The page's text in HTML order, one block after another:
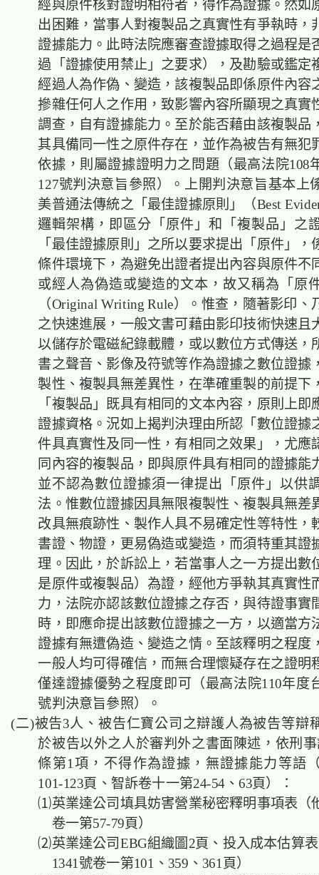
經與原件核對證明相符者，得作為證據。然如
出困難，當事人對複製品之真實性有爭執時，
證據能力。此時法院應審查證據取得之過程是
過「證據使用禁止」之要求），及勘驗或鑑定
經過人為作偽、變造，該複製品即係原件內容
摻雜任何人之作用，致影響內容所顯現之真實
調查，自有證據能力。至於能否藉由該複製品
其具備同一性之原件存在，並作為被告有無犯
依據，則屬證據證明力之問題（最高法院108
127號判決意旨參照）。上開判決意旨基本上
美普通法傳統之「最佳證據原則」（Best
邏輯架構，即區分「原件」和「複製品」之
「最佳證據原則」之所以要求提出「原件」，
條件環境下，為避免出證者提出內容與原件不
或經人為偽造或變造的文本，故又稱為「原
（Original Writing Rule）。惟查，隨著影印、
之快速進展，一般文書可藉由影印技術快速且
以儲存於電磁紀錄載體，或以數位方式傳送，
書之聲音、影像及符號等作為證據之數位證據
製性、複製具無差異性，在準確重製的前提下
「複製品」既具有相同的文本內容，原則上即
證據資格。況如上揭判決理由所認「數位證據
件具真實性及同一性，有相同之效果」，尤應
同內容的複製品，即與原件具有相同的證據能
並不認為數位證據須一律提出「原件」以供
法。惟數位證據因具無限複製性、複製具無差
改具無痕跡性、製作人具不易確定性等特性，
書證、物證，更易偽造或變造，而須特重其證
理。因此，於訴訟上，若當事人之一方提出數
是原件或複製品）為證，經他方爭執其真實性
力，法院亦認該數位證據之存否，與待證事實
時，即應命提出該數位證據之一方，以適當方
證據有無遭偽造、變造之情。至該釋明之程度
一般人均可得確信，而無合理懷疑存在之證明
僅達證據優勢之程度即可（最高法院110年度
號判決意旨參照）。
(二)被告3人、被告仁寶公司之辯護人為被告等辯
於被告以外之人於審判外之書面陳述，依刑
條第1項，不得作為證據，無證據能力等語
101-123頁、智訴卷十一第24-54、63頁）：
⑴英業達公司填具妨害營業秘密釋明事項表（
卷一第57-79頁）
⑵英業達公司EBG組織圖2頁、投入成本估算表
1341號卷一第101、359、361頁）